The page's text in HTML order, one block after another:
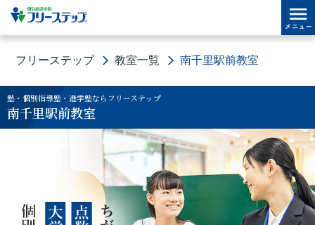
フリーステップ 教室一覧 南千里駅前教室
塾・個別指導塾・進学塾ならフリーステップ
南千里駅前教室